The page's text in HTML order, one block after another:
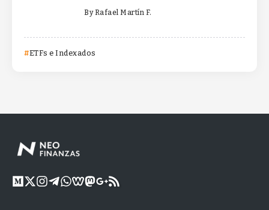
By Rafael Martín F.
ETFs e Indexados